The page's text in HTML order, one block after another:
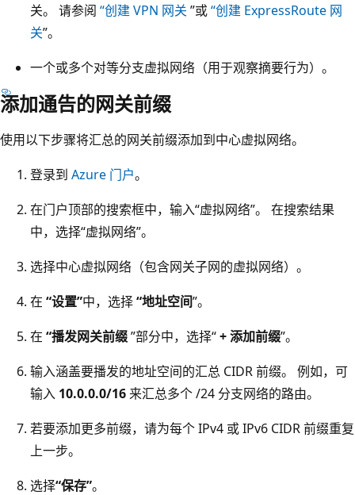
关。 请参阅 “创建 VPN 网关 ”或“创建 ExpressRoute 网
关”。
一个或多个对等分支虚拟网络（用于观察摘要行为）。
添加通告的网关前缀
使用以下步骤将汇总的网关前缀添加到中心虚拟网络。
登录到 Azure 门户。
在门户顶部的搜索框中，输入“虚拟网络”。 在搜索结果
中，选择“虚拟网络”。
选择中心虚拟网络（包含网关子网的虚拟网络）。
在 “设置”中，选择“地址空间”。
在 “播发网关前缀”部分中，选择“+ 添加前缀”。
输入涵盖要播发的地址空间的汇总 CIDR 前缀。 例如，可
输入 10.0.0.0/16 来汇总多个 /24 分支网络的路由。
若要添加更多前缀，请为每个 IPv4 或 IPv6 CIDR 前缀重复
上一步。
选择“保存”。